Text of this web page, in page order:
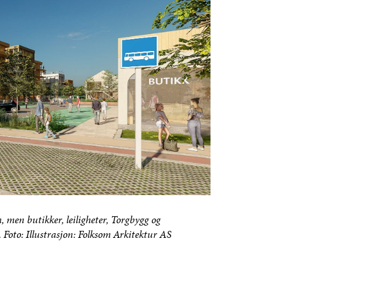
men butikker, leiligheter, Torgbygg og
Illustrasjon: Folksom Arkitektur AS